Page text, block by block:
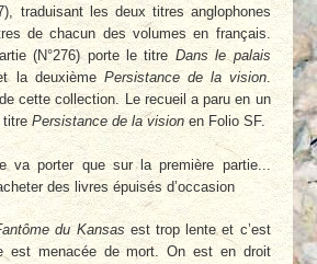
traduisant les deux titres anglophones
de chacun des volumes en français.
(N°276) porte le titre Dans le palais
la deuxième Persistance de la vision.
cette collection. Le recueil a paru en un
titrePersistance de la visionen Folio SF.
va porter que sur la première partie...
des livres épuisés d’occasion
du Kansas est trop lente et c’est
est menacée de mort. On est en droit